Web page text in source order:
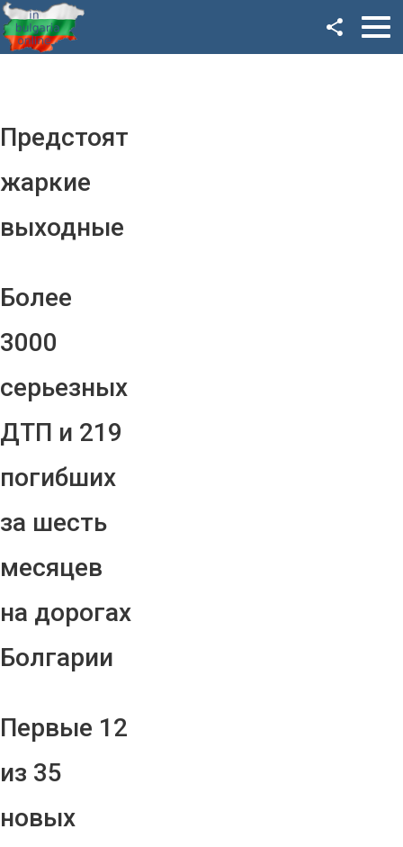
Предстоят
жаркие
выходные
Более
3000
серьезных
ДТП и 219
погибших
за шесть
месяцев
на дорогах
Болгарии
Первые 12
из 35
новых